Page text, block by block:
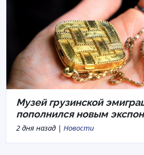
Музей грузинской
пополнился новым
2 дня назад | Новости